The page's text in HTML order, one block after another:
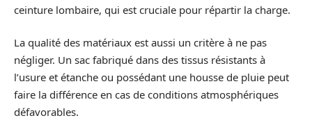
ceinture lombaire, qui est cruciale pour répartir la charge.
La qualité des matériaux est aussi un critère à ne pas
négliger. Un sac fabriqué dans des tissus résistants à
l’usure et étanche ou possédant une housse de pluie peut
faire la différence en cas de conditions atmosphériques
défavorables.